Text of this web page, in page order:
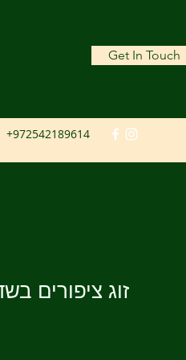
Get In Touch
+972542189614
זוג ציפורים